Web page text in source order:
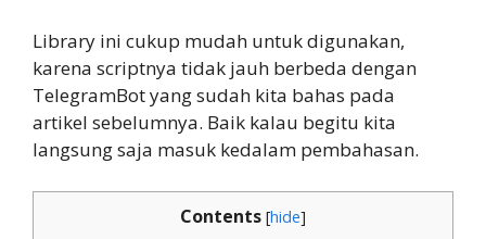
Library ini cukup mudah untuk digunakan,
karena scriptnya tidak jauh berbeda dengan
TelegramBot yang sudah kita bahas pada
artikel sebelumnya. Baik kalau begitu kita
langsung saja masuk kedalam pembahasan.
Contents [hide]